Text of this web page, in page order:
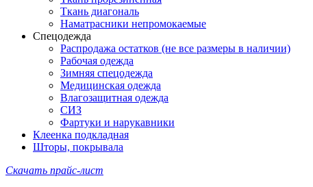
Ткань диагональ
Наматрасники непромокаемые
Спецодежда
Распродажа остатков (не все размеры в наличии)
Рабочая одежда
Зимняя спецодежда
Медицинская одежда
Влагозащитная одежда
СИЗ
Фартуки и нарукавники
Клеенка подкладная
Шторы, покрывала
Скачать прайс-лист